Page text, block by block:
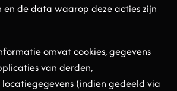
en de data waarop deze acties zijn
omvat cookies, gegevens
van derden,
(indien gedeeld via